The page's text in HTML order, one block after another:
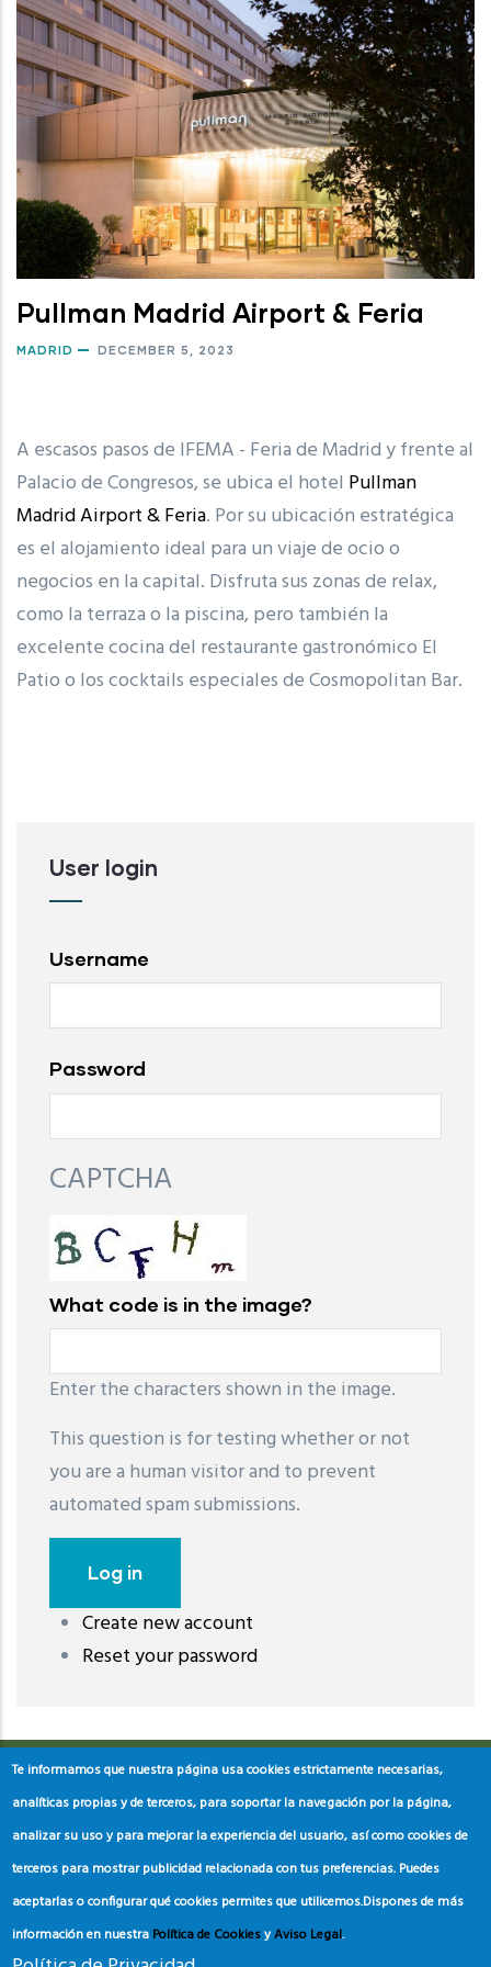
Pullman Madrid Airport & Feria
MADRID DECEMBER 5, 2023
A escasos pasos de IFEMA - Feria de Madrid y frente al
Palacio de Congresos, se ubica el hotel Pullman
Madrid Airport & Feria. Por su ubicación estratégica
es el alojamiento ideal para un viaje de ocio o
negocios en la capital. Disfruta sus zonas de relax,
como la terraza o la piscina, pero también la
excelente cocina del restaurante gastronómico El
Patio o los cocktails especiales de Cosmopolitan Bar.
User login
Username
Password
CAPTCHA
What code is in the image?
Enter the characters shown in the image.
This question is for testing whether or not
you are a human visitor and to prevent
automated spam submissions.
Create new account
Reset your password
레딧 다운로드coloring pages printable
download
Te informamos que nuestra página usa cookies estrictamente necesarias,
analíticas propias y de terceros, para soportar la navegación por la página,
analizar su uso y para mejorar la experiencia del usuario, así como cookies de
terceros para mostrar publicidad relacionada con tus preferencias. Puedes
aceptarlas o configurar qué cookies permites que utilicemos.Dispones de más
información en nuestra Política de CookiesyAviso Legal.